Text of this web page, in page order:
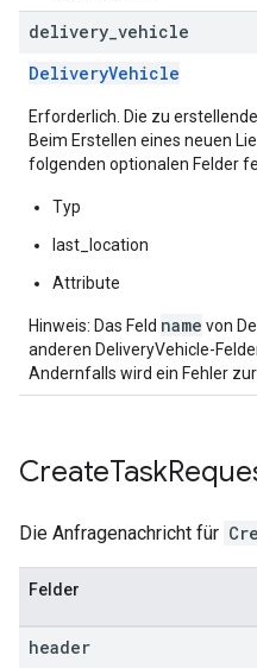
delivery vehicle
DeliveryVehicle
Erforderlich. Die zu erstellende
Beim Erstellen eines neuen
folgenden optionalen Felder
Typ
last_location
Attribute
Hinweis: Das Feld name von
anderen DeliveryVehicle-
Andernfalls wird ein Fehler
CreateTask
Die Anfragenachricht für
Felder
header